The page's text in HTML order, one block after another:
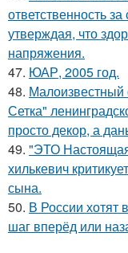
ответственность
утверждая, что
напряжения.
47. ЮАР, 2005 год.
48. Малоизвестный
Сетка"
просто декор, а
49. "ЭТО
хилькевич
сына.
50. В России хотят
шаг вперёд или